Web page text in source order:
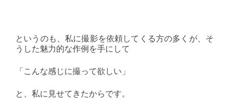
というのも、私に撮影を依頼してくる方の多くが、そ
うした魅力的な作例を手にして
「こんな感じに撮って欲しい」
と、私に見せてきたからです。